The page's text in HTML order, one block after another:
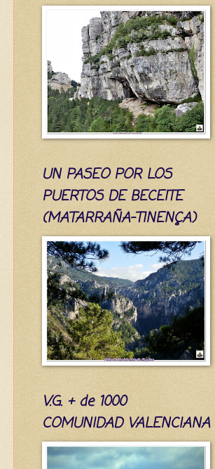
UN PASEO POR LOS
PUERTOS DE BECEITE
(MATARRAÑA-TINENÇA)
V.G. + de 1000
COMUNIDAD VALENCIANA